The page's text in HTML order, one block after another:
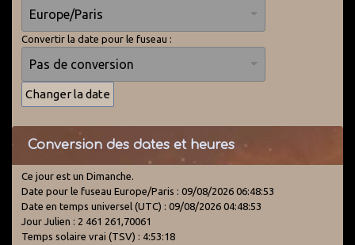
Convertir la date pour le fuseau :
Conversion des dates et heures
Ce jour est un Dimanche.
Date pour le fuseau Europe/Paris : 09/08/2026 06:48:53
Date en temps universel (UTC) : 09/08/2026 04:48:53
Jour Julien : 2 461 261,70061
Temps solaire vrai (TSV) : 4:53:18